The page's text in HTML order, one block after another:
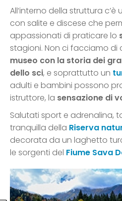
All’interno della struttura
con salite e discese che
appassionati di praticare lo
stagioni. Non ci facciamo di
museo con la storia dei
dello sci, e soprattutto un
adulti e bambini possono
istruttore, la sensazione di
Salutati sport e adrenalina,
tranquilla della Riserva
decorata da un laghetto
le sorgenti del Fiume Sava